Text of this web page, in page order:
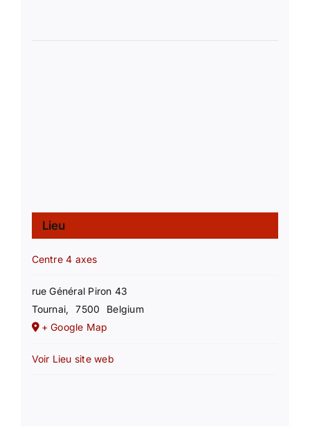
Lieu
Centre 4 axes
rue Général Piron 43
Tournai, 7500
Belgium
+ Google Map
Voir Lieu site web